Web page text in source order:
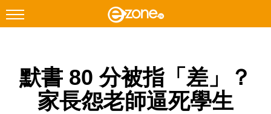
Facebook Instagram
科技焦點
默書 80 分被指「差」？
家長怨老師逼死學生